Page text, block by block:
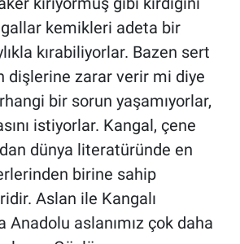
kemikleri adeta bir
kırabiliyorlar. Bazen sert
dişlerine zarar verir mi diye
bir sorun yaşamıyorlar,
istiyorlar. Kangal, çene
dünya literatüründe en
birine sahip
Aslan ile Kangalı
Anadolu aslanımız çok daha